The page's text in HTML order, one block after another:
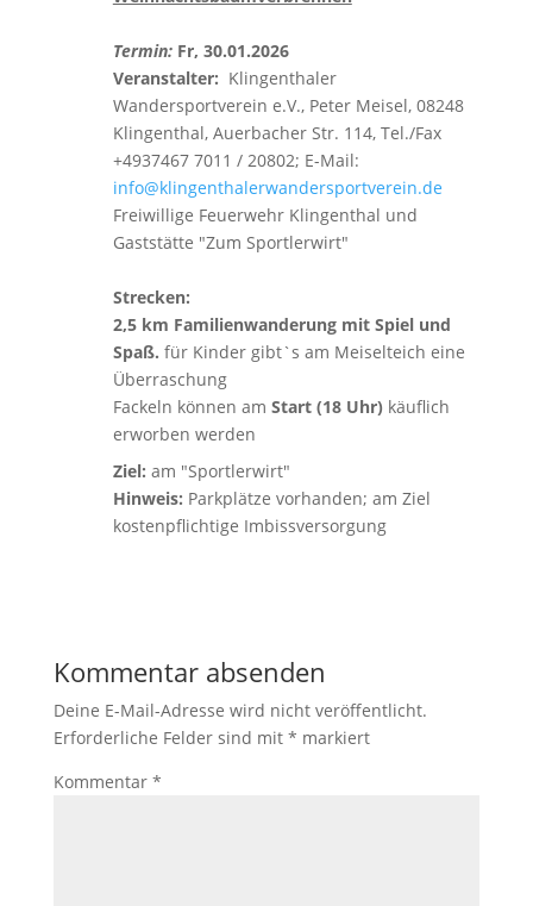
Termin:Fr, 30.01.2026
Veranstalter: Klingenthaler
Wandersportverein e.V., Peter Meisel, 08248
Klingenthal, Auerbacher Str. 114, Tel./Fax
+4937467 7011 / 20802; E-Mail:
info@klingenthalerwandersportverein.de
Freiwillige Feuerwehr Klingenthal und
Gaststätte "Zum Sportlerwirt"
Strecken:
2,5 km Familienwanderung mit Spiel und
Spaß. für Kinder gibt`s am Meiselteich eine
Überraschung
Fackeln können am Start (18 Uhr) käuflich
erworben werden
Ziel: am "Sportlerwirt"
Hinweis: Parkplätze vorhanden; am Ziel
kostenpflichtige Imbissversorgung
Kommentar absenden
Deine E-Mail-Adresse wird nicht veröffentlicht.
Erforderliche Felder sind mit * markiert
Kommentar *